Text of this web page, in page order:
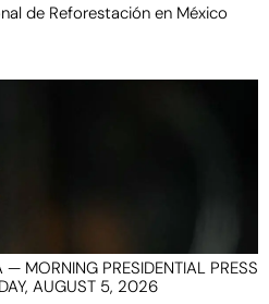
de Reforestación en México
— MORNING PRESIDENTIAL PRESS
AUGUST 5, 2026